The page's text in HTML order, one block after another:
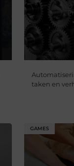
taken en
GAMES